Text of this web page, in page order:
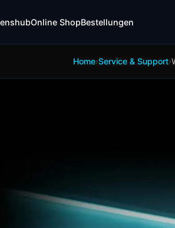
Online ShopBestellungen
Home›Service & Support›